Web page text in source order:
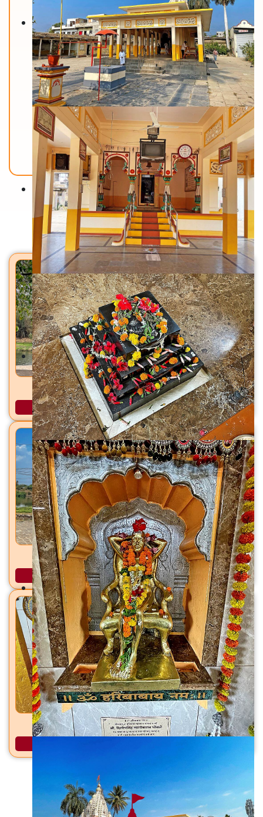
Back To Home
मंदिरे
मेणेश्वर मंदिर / विष्णू मंदिर मेणवली, ता. वाई, जि. सातारा
अधिक माहिती
कृष्णामाई मंदिर प्रिती संगम, कराड, ता. कराड, जि. सातारा
अधिक माहिती
जानाई देवी राजाळे, ता. फलटण, जि. फलटण